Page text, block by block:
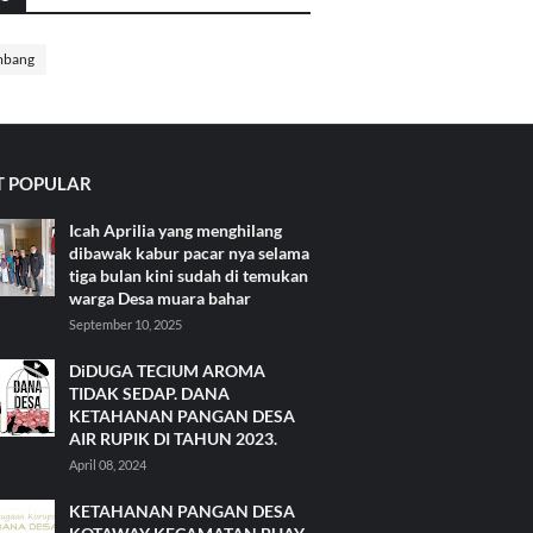
POPULAR
Icah Aprilia yang menghilang
dibawak kabur pacar nya selama
tiga bulan kini sudah di temukan
warga Desa muara bahar
September 10, 2025
DiDUGA TECIUM AROMA
TIDAK SEDAP. DANA
KETAHANAN PANGAN DESA
AIR RUPIK DI TAHUN 2023.
April 08, 2024
KETAHANAN PANGAN DESA